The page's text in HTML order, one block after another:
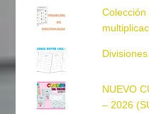
NUEVO
– 2026